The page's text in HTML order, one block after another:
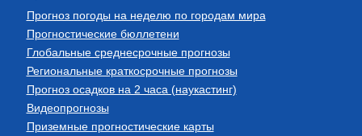
Прогноз погоды на неделю по городам мира
Прогностические бюллетени
Глобальные среднесрочные прогнозы
Региональные краткосрочные прогнозы
Прогноз осадков на 2 часа (наукастинг)
Видеопрогнозы
Приземные прогностические карты